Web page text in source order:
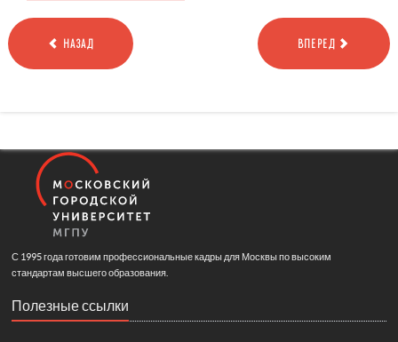
НАЗАД ВПЕРЕД
С 1995 года готовим профессиональные кадры для Москвы по высоким
стандартам высшего образования.
Полезные ссылки